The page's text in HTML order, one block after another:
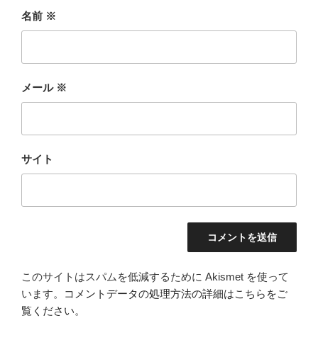
名前 ※
メール ※
サイト
このサイトはスパムを低減するために Akismet を使って
います。
コメントデータの処理方法の詳細はこちらをご
覧ください。